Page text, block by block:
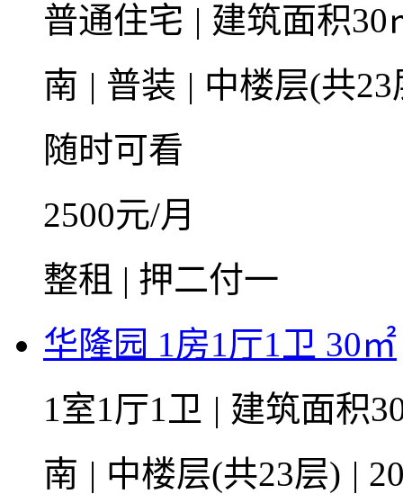
普通住宅 | 建筑面积
南 | 普装 | 中楼层(共
随时可看
2500元/月
整租 | 押二付一
华隆园 1房1厅1卫 30㎡
1室1厅1卫 | 建筑面积
南 | 中楼层(共23层) |